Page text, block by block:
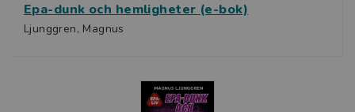
Epa-dunk och hemligheter (e-bok)
Ljunggren, Magnus